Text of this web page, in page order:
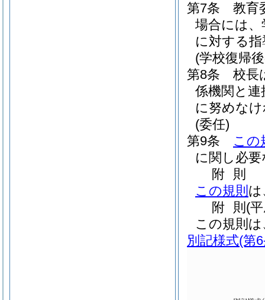
第7条
教育
場合には、
に対する
(学校復帰
第8条
校長
係機関と
に努めな
(委任)
第9条
この
に関し必
附 則
この規則 は
附 則 (
この規則
別記様式(第